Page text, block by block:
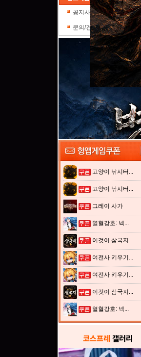
공지사항
문의/건의
고양이 낚시터...
고양이 낚시터...
그레이 사가
열혈강호: 넥...
이것이 삼국지...
여전사 키우기...
여전사 키우기...
이것이 삼국지...
열혈강호: 넥...
코스프레 갤러리